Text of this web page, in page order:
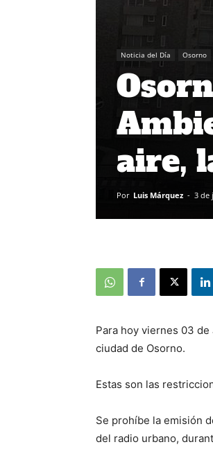
Noticia del Día Osorno
aire,
Por Luis Márquez - 3 de
Para hoy viernes 03
ciudad de Osorno.
Estas son las
Se prohíbe la emisión
del radio urbano,